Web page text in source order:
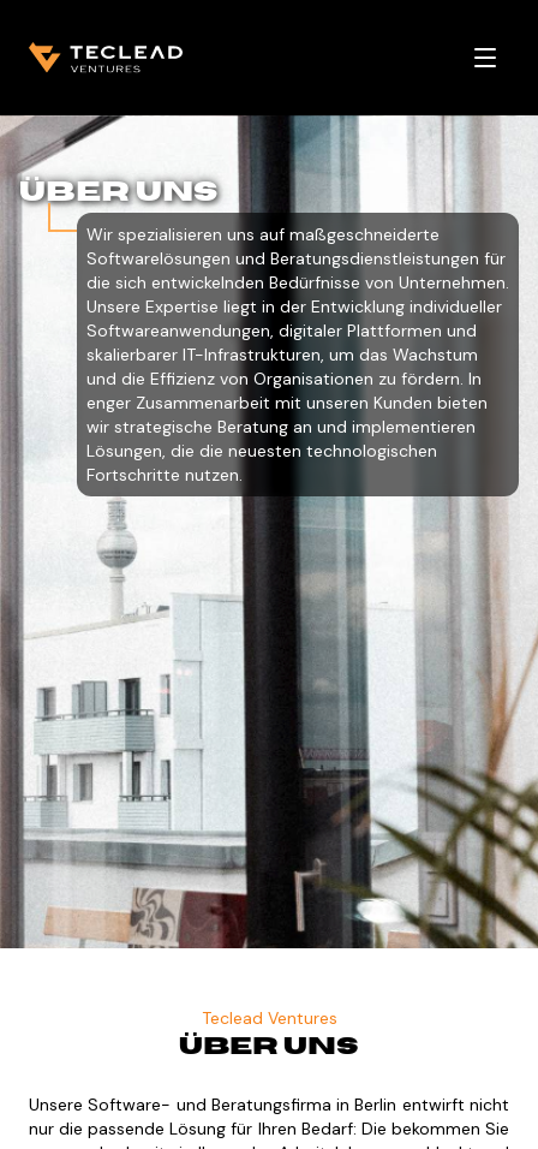
Open
ÜBER UNS
Wir spezialisieren uns auf maßgeschneiderte
Softwarelösungen und Beratungsdienstleistungen für
die sich entwickelnden Bedürfnisse von Unternehmen.
Unsere Expertise liegt in der Entwicklung individueller
Softwareanwendungen, digitaler Plattformen und
skalierbarer IT-Infrastrukturen, um das Wachstum
und die Effizienz von Organisationen zu fördern. In
enger Zusammenarbeit mit unseren Kunden bieten
wir strategische Beratung an und implementieren
Lösungen, die die neuesten technologischen
Fortschritte nutzen.
Teclead Ventures
Über uns
Unsere Software- und Beratungsfirma in Berlin entwirft nicht
nur die passende Lösung für Ihren Bedarf: Die bekommen Sie